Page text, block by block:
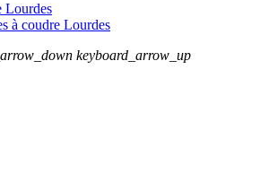
Lourdes
à coudre Lourdes
keyboard_arrow_up